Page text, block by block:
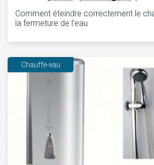
Comment éteindre correctement le
la fermeture de l'eau
Chauffe-eau